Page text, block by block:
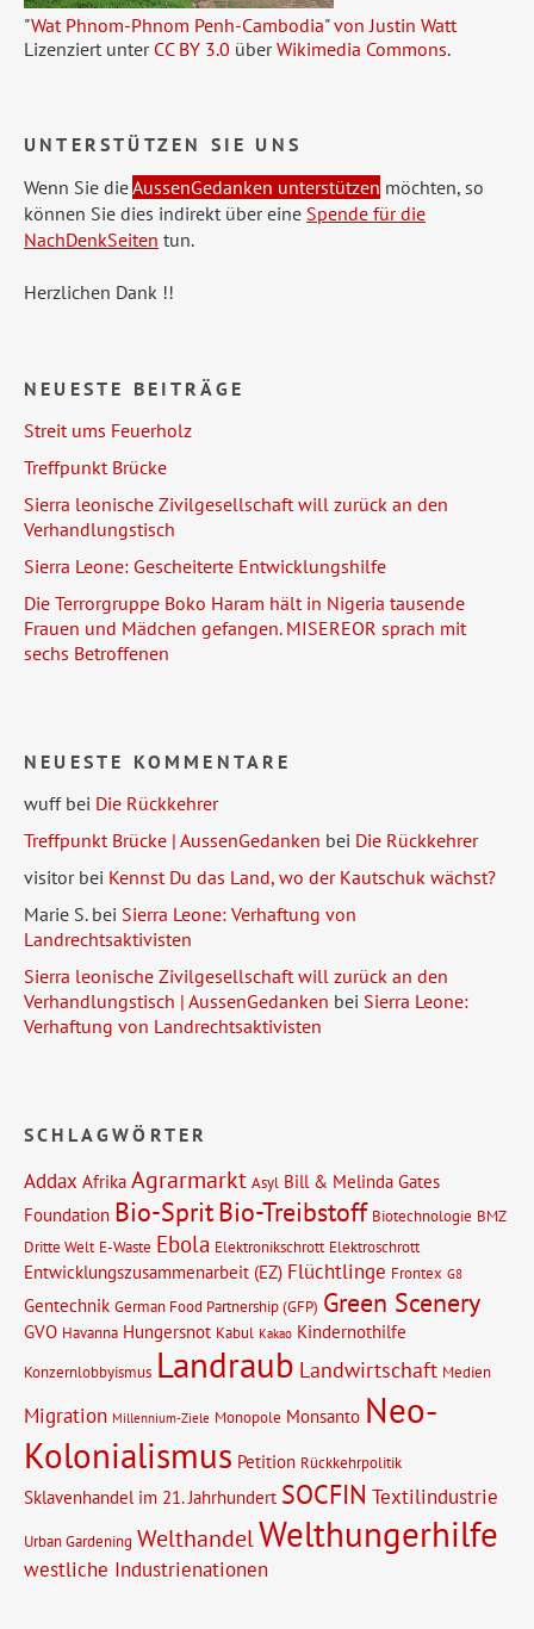
"Wat Phnom-Phnom Penh-Cambodia"von Justin Watt
Lizenziert unter CC BY 3.0 überWikimedia Commons.
UNTERSTÜTZEN SIE UNS
Wenn Sie dieAussenGedanken unterstützen möchten, so
können Sie dies indirekt über eine Spende für die
NachDenkSeiten tun.
Herzlichen Dank !!
NEUESTE BEITRÄGE
Streit ums Feuerholz
Treffpunkt Brücke
Sierra leonische Zivilgesellschaft will zurück an den
Verhandlungstisch
Sierra Leone: Gescheiterte Entwicklungshilfe
Die Terrorgruppe Boko Haram hält in Nigeria tausende
Frauen und Mädchen gefangen. MISEREOR sprach mit
sechs Betroffenen
NEUESTE KOMMENTARE
wuffbei Die Rückkehrer
Treffpunkt Brücke | AussenGedanken bei Die Rückkehrer
visitorbei Kennst Du das Land, wo der Kautschuk wächst?
Marie S.bei Sierra Leone: Verhaftung von
Landrechtsaktivisten
Sierra leonische Zivilgesellschaft will zurück an den
Verhandlungstisch | AussenGedanken bei Sierra Leone:
Verhaftung von Landrechtsaktivisten
SCHLAGWÖRTER
Addax Afrika Agrarmarkt Asyl Bill & Melinda Gates
Foundation Bio-SpritBio-Treibstoff Biotechnologie BMZ
Dritte Welt E-Waste Ebola Elektronikschrott Elektroschrott
Entwicklungszusammenarbeit (EZ) Flüchtlinge Frontex G8
Gentechnik German Food Partnership (GFP) Green Scenery
GVO Havanna Hungersnot Kabul Kakao Kindernothilfe
Konzernlobbyismus Landraub Landwirtschaft Medien
Migration Millennium-Ziele Monopole Monsanto Neo-
Kolonialismus Petition Rückkehrpolitik
Sklavenhandel im 21. Jahrhundert SOCFIN Textilindustrie
Urban Gardening WelthandelWelthungerhilfe
westliche Industrienationen